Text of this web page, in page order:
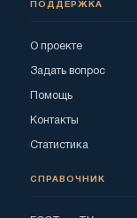
ПОДДЕРЖКА
О проекте
Задать вопрос
Помощь
Контакты
Статистика
СПРАВОЧНИК